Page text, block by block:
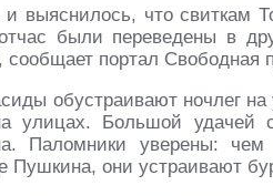
выяснилось, что свиткам
были переведены в
, сообщает портал Свободная
обустраивают ночлег
улицах. Большой удачей
Паломники уверены:
Пушкина, они устраивают